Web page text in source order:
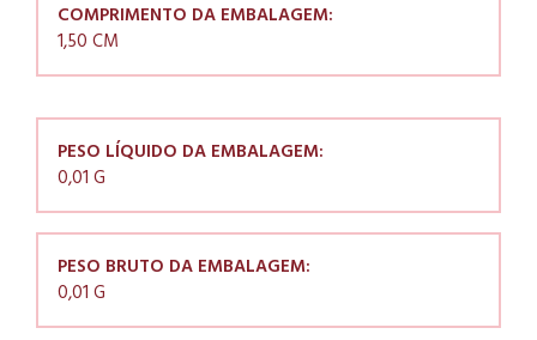
COMPRIMENTO DA EMBALAGEM:
1,50 CM
PESO LÍQUIDO DA EMBALAGEM:
0,01 G
PESO BRUTO DA EMBALAGEM:
0,01 G